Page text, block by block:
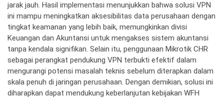
jarak jauh. Hasil implementasi menunjukkan bahwa solusi VPN
ini mampu meningkatkan aksesibilitas data perusahaan dengan
tingkat keamanan yang lebih baik, memungkinkan divisi
Keuangan dan Akuntansi untuk mengakses sistem akuntansi
tanpa kendala signifikan. Selain itu, penggunaan Mikrotik CHR
sebagai perangkat pendukung VPN terbukti efektif dalam
mengurangi potensi masalah teknis sebelum diterapkan dalam
skala penuh di jaringan perusahaan. Dengan demikian, solusi ini
diharapkan dapat mendukung keberlanjutan kebijakan WFH